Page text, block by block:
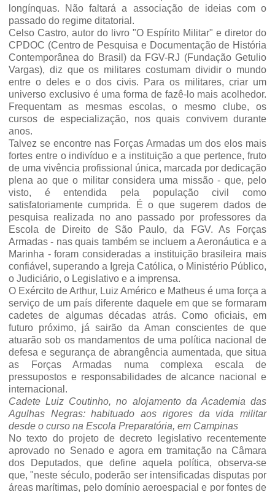
longínquas. Não faltará a associação de ideias com o
passado do regime ditatorial.
Celso Castro, autor do livro "O Espírito Militar" e diretor do
CPDOC (Centro de Pesquisa e Documentação de História
Contemporânea do Brasil) da FGV-RJ (Fundação Getulio
Vargas), diz que os militares costumam dividir o mundo
entre o deles e o dos civis. Para os militares, criar um
universo exclusivo é uma forma de fazê-lo mais acolhedor.
Frequentam as mesmas escolas, o mesmo clube, os
cursos de especialização, nos quais convivem durante
anos.
Talvez se encontre nas Forças Armadas um dos elos mais
fortes entre o indivíduo e a instituição a que pertence, fruto
de uma vivência profissional única, marcada por dedicação
plena ao que o militar considera uma missão - que, pelo
visto, é entendida pela população civil como
satisfatoriamente cumprida. É o que sugerem dados de
pesquisa realizada no ano passado por professores da
Escola de Direito de São Paulo, da FGV. As Forças
Armadas - nas quais também se incluem a Aeronáutica e a
Marinha - foram consideradas a instituição brasileira mais
confiável, superando a Igreja Católica, o Ministério Público,
o Judiciário, o Legislativo e a imprensa.
O Exército de Arthur, Luiz Américo e Matheus é uma força a
serviço de um país diferente daquele em que se formaram
cadetes de algumas décadas atrás. Como oficiais, em
futuro próximo, já sairão da Aman conscientes de que
atuarão sob os mandamentos de uma política nacional de
defesa e segurança de abrangência aumentada, que situa
as Forças Armadas numa complexa escala de
pressupostos e responsabilidades de alcance nacional e
internacional.
Cadete Luiz Coutinho, no alojamento da Academia das
Agulhas Negras: habituado aos rigores da vida militar
desde o curso na Escola Preparatória, em Campinas
No texto do projeto de decreto legislativo recentemente
aprovado no Senado e agora em tramitação na Câmara
dos Deputados, que define aquela política, observa-se
que, "neste século, poderão ser intensificadas disputas por
áreas marítimas, pelo domínio aeroespacial e por fontes de